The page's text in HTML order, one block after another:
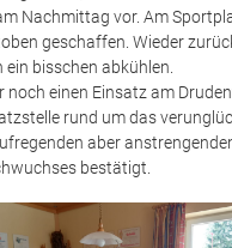
Nachmittag vor. Am
geschaffen. Wieder
bisschen abkühlen.
einen Einsatz am
rund um das
aber
bestätigt.